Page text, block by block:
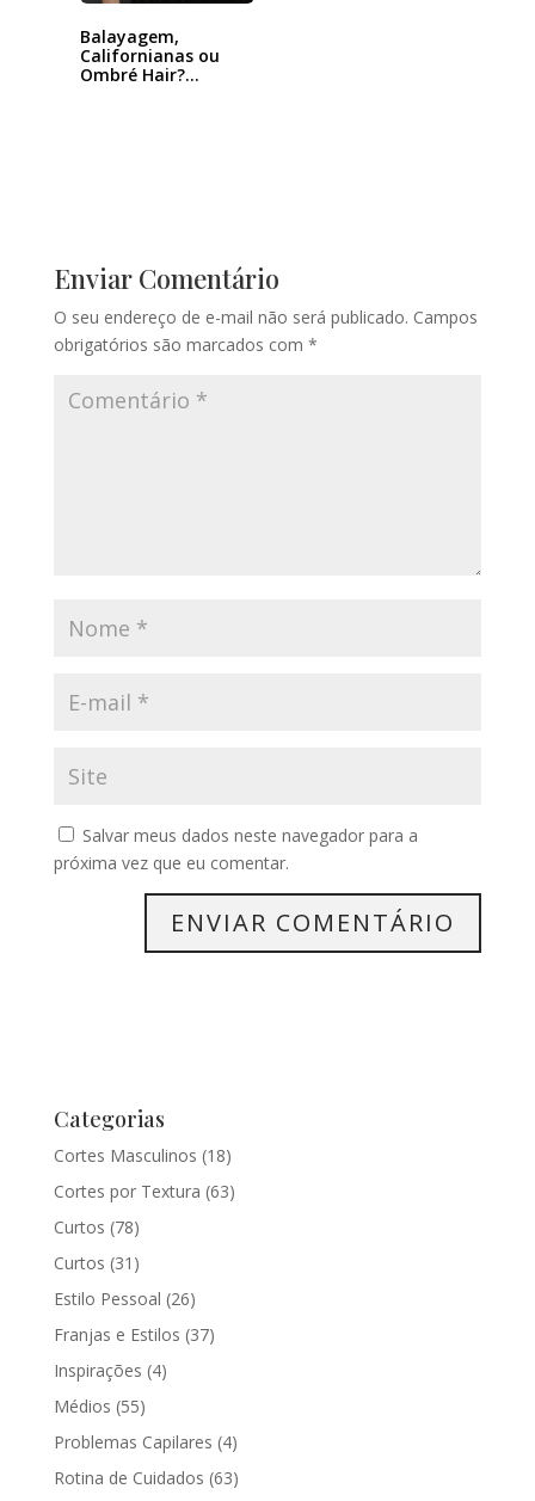
Balayagem,
Californianas ou
Ombré Hair?
Enviar Comentário
O seu endereço de e-mail não será publicado. Campos
obrigatórios são marcados com *
Salvar meus dados neste navegador para a
próxima vez que eu comentar.
Categorias
Cortes Masculinos (18)
Cortes por Textura (63)
Curtos (78)
Curtos (31)
Estilo Pessoal (26)
Franjas e Estilos (37)
Inspirações (4)
Médios (55)
Problemas Capilares (4)
Rotina de Cuidados (63)